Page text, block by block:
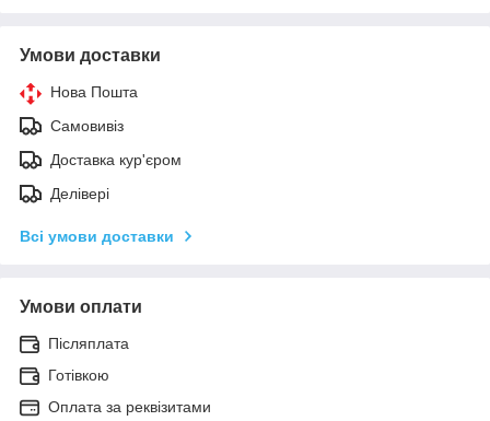
Умови доставки
Нова Пошта
Самовивіз
Доставка кур'єром
Делівері
Всі умови доставки
Умови оплати
Післяплата
Готівкою
Оплата за реквізитами